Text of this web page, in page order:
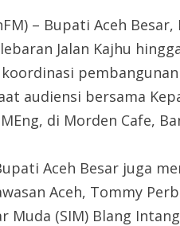
– Bupati Aceh
Jalan Kajhu
audiensi bersama
di Morden Cafe,
Aceh Besar juga
Aceh, Tommy
Muda (SIM) Blang